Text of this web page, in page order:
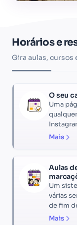
Horários e
Gira aulas, cursos
O seu
Uma
Mais
Aulas
Um
várias
de fim
Mais